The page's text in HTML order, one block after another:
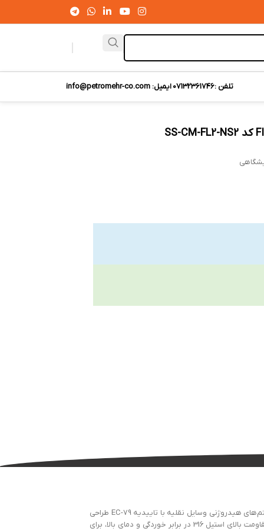
تلفن :07132361746 ایمیل: info@petromehr-co.com
کانکتور نر 316 SS شرکت FITOK که با کد SS-CM-FL2-NS2 شناخته می‌شود، یک اتصالات لوله از سری 6D است که به صورت نر طراحی شده و برای استفاده در سیستم‌های هیدروژنی وسایل نقلیه با تاییدیه EC-79 طراحی
شده است. این کانکتور از جنس استیل ضد زنگ 316 ساخته شده و برای لوله‌هایی با قطر خارجی 1/8 اینچ و رزوه نر NPT 1/8 اینچ مناسب است. این قطعه به دلیل مقاومت بالای استیل 316 در برابر خوردگی و دمای بالا، برای